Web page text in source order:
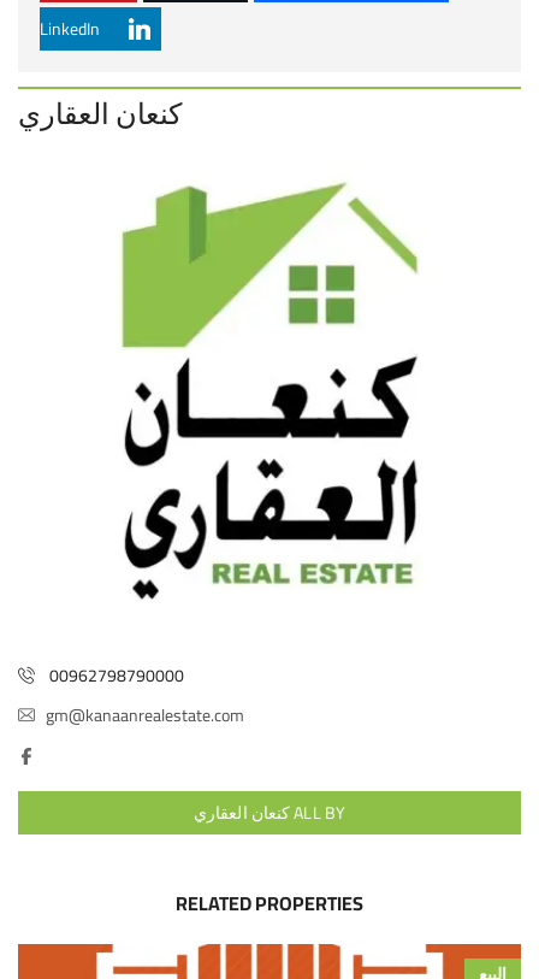
LinkedIn
كنعان العقاري
00962798790000
gm@kanaanrealestate.com
ALL BY كنعان العقاري
RELATED PROPERTIES